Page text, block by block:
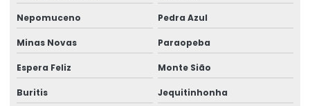
Perícia de capacidade laborativa
Perícia de capacidade ocupacional
Perícia para concessão de benefícios
Nepomuceno Pedra Azul
Minas Novas Paraopeba
Espera Feliz Monte Sião
Buritis Jequitinhonha